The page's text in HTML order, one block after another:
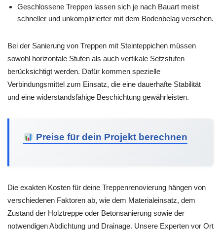
Geschlossene Treppen lassen sich je nach Bauart meist
schneller und unkomplizierter mit dem Bodenbelag versehen.
Bei der Sanierung von Treppen mit Steinteppichen müssen
sowohl horizontale Stufen als auch vertikale Setzstufen
berücksichtigt werden. Dafür kommen spezielle
Verbindungsmittel zum Einsatz, die eine dauerhafte Stabilität
und eine widerstandsfähige Beschichtung gewährleisten.
Preise für dein Projekt berechnen
Die exakten Kosten für deine Treppenrenovierung hängen von
verschiedenen Faktoren ab, wie dem Materialeinsatz, dem
Zustand der Holztreppe oder Betonsanierung sowie der
notwendigen Abdichtung und Drainage. Unsere Experten vor Ort